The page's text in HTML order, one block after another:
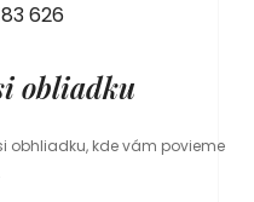
626
obliadku
obhliadku, kde vám povieme